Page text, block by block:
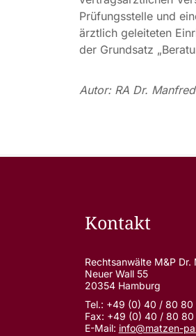
Prüfungsstelle und
ärztlich geleiteten
der Grundsatz
Autor: RA Dr.
Kontakt
Rechtsanwälte M&P
Neuer Wall 55
20354 Hamburg
Tel.: +49 (0) 40 / 80 80
Fax: +49 (0) 40 / 80
E-Mail: info@matzen-